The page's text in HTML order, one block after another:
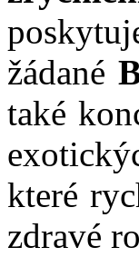
žádané
také
které
zdravé